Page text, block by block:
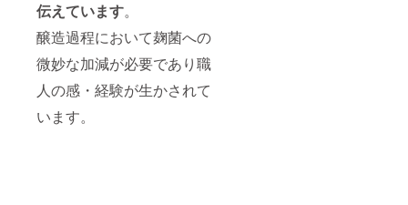
伝えています。
醸造過程において麹菌への
微妙な加減が必要であり職
人の感・経験が生かされて
います。